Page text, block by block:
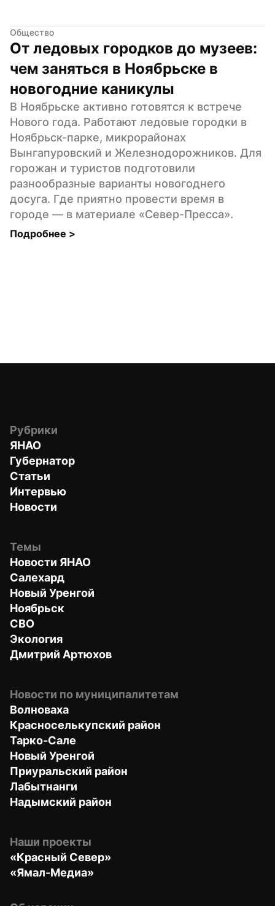
Общество
От ледовых городков до музеев:
чем заняться в Ноябрьске в
новогодние каникулы
В Ноябрьске активно готовятся к встрече
Нового года. Работают ледовые городки в
Ноябрьск-парке, микрорайонах
Вынгапуровский и Железнодорожников. Для
горожан и туристов подготовили
разнообразные варианты новогоднего
досуга. Где приятно провести время в
городе — в материале «Север-Пресса».
Подробнее >
Рубрики
ЯНАО
Губернатор
Статьи
Интервью
Новости
Темы
Новости ЯНАО
Салехард
Новый Уренгой
Ноябрьск
СВО
Экология
Дмитрий Артюхов
Новости по муниципалитетам
Волноваха
Красноселькупский район
Тарко-Сале
Новый Уренгой
Приуральский район
Лабытнанги
Надымский район
Наши проекты
«Красный Север»
«Ямал-Медиа»